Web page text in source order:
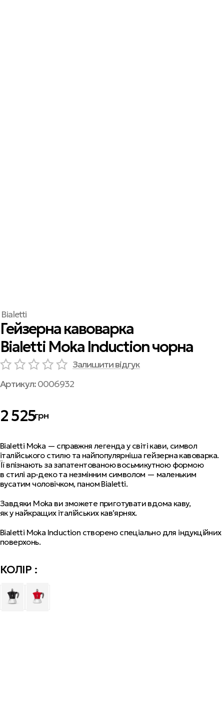
Bialetti
Гейзерна кавоварка
Bialetti Moka Induction чорна
Залишити відгук
Артикул:0006932
2 525грн
Bialetti Moka — справжня легенда у світі кави, символ
італійського стилю та найпопулярніша гейзерна кавоварка.
Її впізнають за запатентованою восьмикутною формою
в стилі ар-деко та незмінним символом — маленьким
вусатим чоловічком, паном Bialetti.
Завдяки Moka ви зможете приготувати вдома каву,
як у найкращих італійських кав’ярнях.
Bialetti Moka Induction створено спеціально для індукційних
поверхонь.
КОЛІР